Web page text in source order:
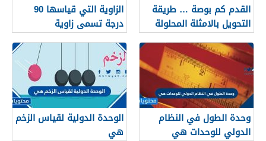
القدم كم بوصة … طريقة
التحويل بالامثلة المحلولة
الزاوية التي قياسها 90
درجة تسمى زاوية
وحدة الطول في النظام
الدولي للوحدات هي
الوحدة الدولية لقياس الزخم
هي